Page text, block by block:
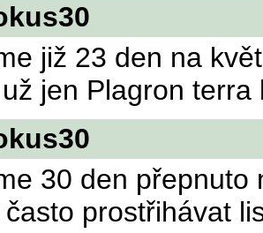
již 23 den na
jen Plagron
30 den přepnuto
prostřihávat